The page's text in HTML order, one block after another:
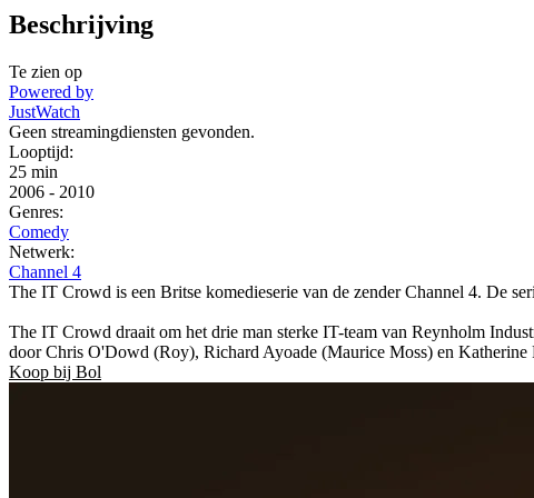
Beschrijving
Te zien op
Powered by
JustWatch
Geen streamingdiensten gevonden.
Looptijd:
25 min
2006 - 2010
Genres:
Comedy
Netwerk:
Channel 4
The IT Crowd is een Britse komedieserie van de zender Channel 4. De
The IT Crowd draait om het drie man sterke IT-team van Reynholm
door Chris O'Dowd (Roy), Richard Ayoade (Maurice Moss) en Katherine
Koop bij Bol